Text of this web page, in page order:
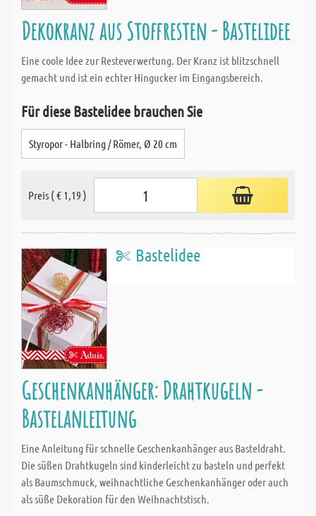
Dekokranz aus Stoffresten - Bastelidee
Eine coole Idee zur Resteverwertung. Der Kranz ist blitzschnell
gemacht und ist ein echter Hingucker im Eingangsbereich.
Für diese Bastelidee brauchen Sie
Styropor - Halbring / Römer, Ø 20 cm
Preis ( € 1,19 )
Bastelidee
Geschenkanhänger: Drahtkugeln -
Bastelanleitung
Eine Anleitung für schnelle Geschenkanhänger aus Basteldraht.
Die süßen Drahtkugeln sind kinderleicht zu basteln und perfekt
als Baumschmuck, weihnachtliche Geschenkanhänger oder auch
als süße Dekoration für den Weihnachtstisch.